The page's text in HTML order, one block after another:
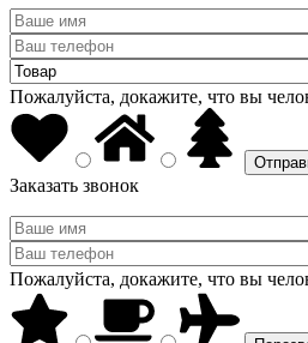
Пожалуйста, докажите, что вы
Заказать звонок
Пожалуйста, докажите, что вы